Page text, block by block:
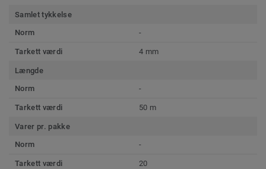
Samlet tykkelse
Norm
-
Tarkett værdi 4 mm
Længde
Norm
-
Tarkett værdi 50 m
Varer pr. pakke
Norm
-
Tarkett værdi 20